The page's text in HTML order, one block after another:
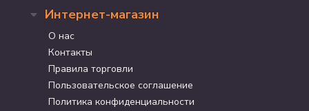
Интернет-магазин
О нас
Контакты
Правила торговли
Пользовательское соглашение
Политика конфиденциальности